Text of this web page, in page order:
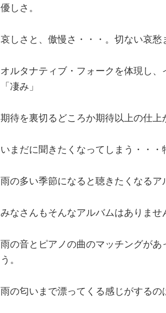
優しさ。
哀しさと、傲慢さ・・・。切ない哀愁
オルタナティブ・フォークを体現し
「凄み」
期待を裏切るどころか期待以上の仕上
いまだに聞きたくなってしまう・・・
雨の多い季節になると聴きたくなるア
みなさんもそんなアルバムはありませ
雨の音とピアノの曲のマッチングが
う。
雨の匂いまで漂ってくる感じがするの